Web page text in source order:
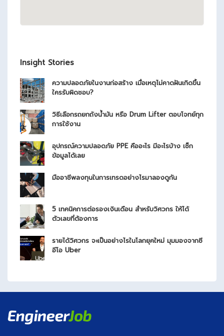
Insight Stories
ความปลอดภัยในงานก่อสร้าง เมื่อเหตุไม่คาดฝันเกิดขึ้น
ใครรับผิดชอบ?
วิธีเลือกรถยกถังน้ำมัน หรือ Drum Lifter ตอบโจทย์ทุก
การใช้งาน
อุปกรณ์ความปลอดภัย PPE คืออะไร มีอะไรบ้าง เช็ก
ข้อมูลได้เลย
มืออาชีพลงทุนในการเทรดอย่างไรมาลองดูกัน
5 เทคนิคการต่อรองเงินเดือน สำหรับวิศวกร ให้ได้
ตัวเลขที่ต้องการ
รายได้วิศวกร จะเป็นอย่างไรในโลกยุคใหม่ มุมมองจากซี
อีโอ Uber